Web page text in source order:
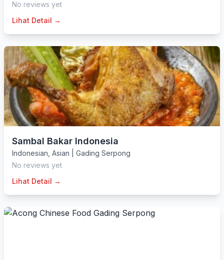
No reviews yet
Lihat Detail →
Sambal Bakar Indonesia
Indonesian Asian
Gading Serpong
No reviews yet
Lihat Detail →